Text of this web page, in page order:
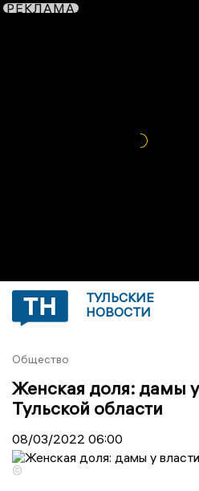
РЕКЛАМА
ТУЛЬСКИЕ
НОВОСТИ
Общество
Женская доля: дамы
Тульской области
08/03/2022 06:00
©